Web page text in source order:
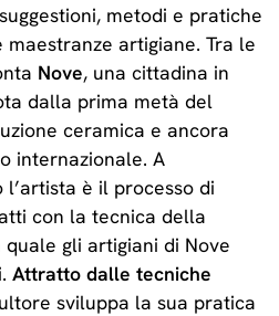
metodi e pratiche
artigiane. Tra le
Nove, una cittadina in
dalla prima metà del
ceramica e ancora
internazionale. A
è il processo di
con la tecnica della
quale gli artigiani di Nove
Attratto dalle tecniche
sviluppa la sua pratica